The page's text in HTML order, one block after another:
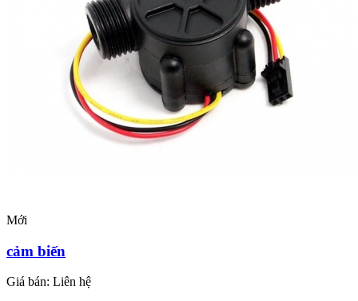
Mới
cảm biến
Giá bán: Liên hệ